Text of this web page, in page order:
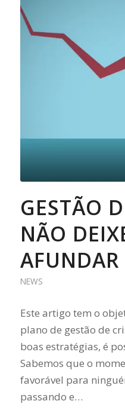
GESTÃO
NÃO
AFUNDAR
NEWS
Este artigo tem o
plano de gestão de
boas estratégias, é
Sabemos que o
favorável para
passando e…